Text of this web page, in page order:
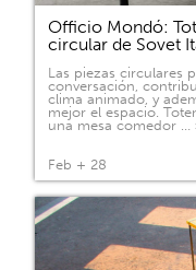
Officio Mondó:
circular de Sovet
Las piezas circulares
conversación,
clima animado, y
mejor el espacio.
una mesa comedor …
Feb + 28